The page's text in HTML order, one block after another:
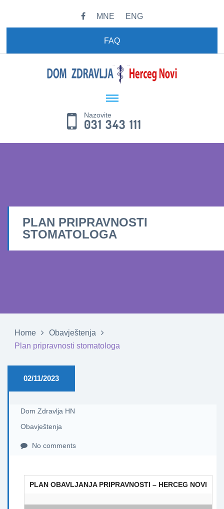
MNE ENG
FAQ
Nazovite
031 343 111
PLAN PRIPRAVNOSTI
STOMATOLOGA
Home
Obavještenja
Plan pripravnosti stomatologa
02/11/2023
Dom Zdravlja HN
Obavještenja
No comments
PLAN OBAVLJANJA PRIPRAVNOSTI – HERCEG NOVI